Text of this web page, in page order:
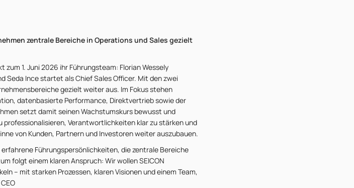
zentrale Bereiche in Operations und Sales gezielt
zum 1. Juni 2026 ihr Führungsteam: Florian Wessely
Seda Ince startet als Chief Sales Officer. Mit den zwei
gezielt weiter aus. Im Fokus stehen
datenbasierte Performance, Direktvertrieb sowie der
setzt damit seinen Wachstumskurs bewusst und
Verantwortlichkeiten klar zu stärken und
von Kunden, Partnern und Investoren weiter auszubauen.
Führungspersönlichkeiten, die zentrale Bereiche
folgt einem klaren Anspruch: Wir wollen SEICON
– mit starken Prozessen, klaren Visionen und einem Team,